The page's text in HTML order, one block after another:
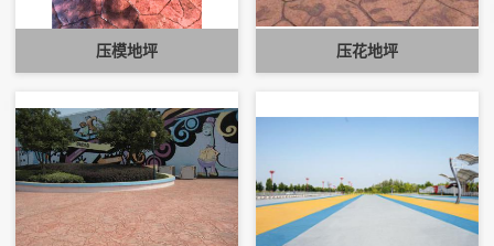
压模地坪 压花地坪